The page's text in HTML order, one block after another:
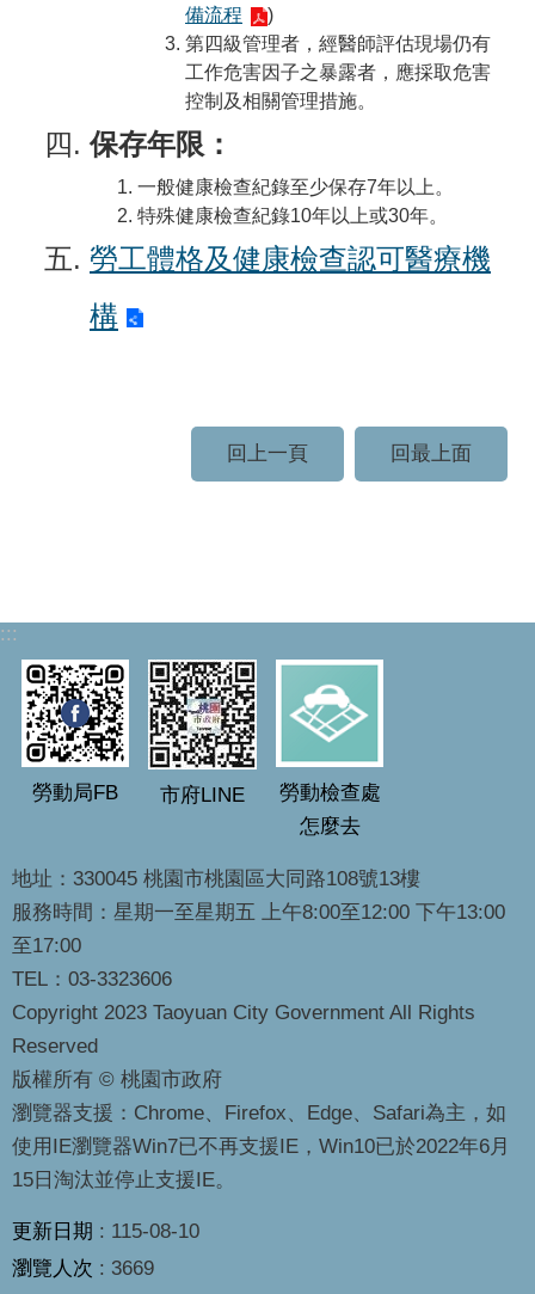
備流程
)
第四級管理者，經醫師評估現場仍有
工作危害因子之暴露者，應採取危害
控制及相關管理措施。
保存年限：
一般健康檢查紀錄至少保存7年以上。
特殊健康檢查紀錄10年以上或30年。
勞工體格及健康檢查認可醫療機
構
回上一頁 回最上面
:::
勞動局FB 市府LINE
勞動檢查處
怎麼去
地址：330045 桃園市桃園區大同路108號13樓
服務時間：星期一至星期五 上午8:00至12:00 下午13:00
至17:00
TEL：03-3323606
Copyright 2023 Taoyuan City Government All Rights
Reserved
版權所有 © 桃園市政府
瀏覽器支援：Chrome、Firefox、Edge、Safari為主，如
使用IE瀏覽器Win7已不再支援IE，Win10已於2022年6月
15日淘汰並停止支援IE。
更新日期
115-08-10
瀏覽人次
3669